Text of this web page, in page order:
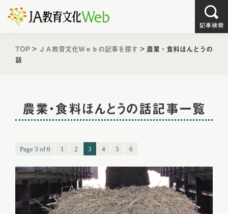
TOP > ＪＡ教育文化Ｗｅｂの記事を探す > 農業・食料ほんとうの
話
農業・食料ほんとうの話記事一覧
Page 3 of 6 1 2 3 4 5 6